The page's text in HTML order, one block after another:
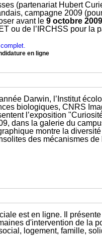
(partenariat Hubert
campagne 2009
avant le 9 octobre 2009
ou de l’IRCHSS pour la
en ligne
Darwin, l’Institut
biologiques, CNRS
l’exposition
dans la galerie du
montre la
des mécanismes de
est en ligne. Il
d'intervention de la
logement, famille,